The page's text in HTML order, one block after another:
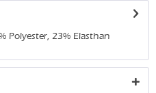
Polyester, 23% Elasthan